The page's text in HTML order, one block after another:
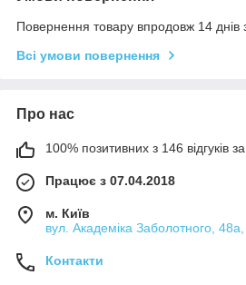
Повернення товару впродовж 14 днів
Всі умови повернення
Про нас
100% позитивних з 146 відгуків за
Працює з 07.04.2018
м. Київ
вул. Академіка Заболотного,
Контакти